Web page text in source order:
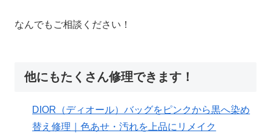
なんでもご相談ください！
他にもたくさん修理できます！
DIOR（ディオール）バッグをピンクから黒へ染め
替え修理｜色あせ・汚れを上品にリメイク